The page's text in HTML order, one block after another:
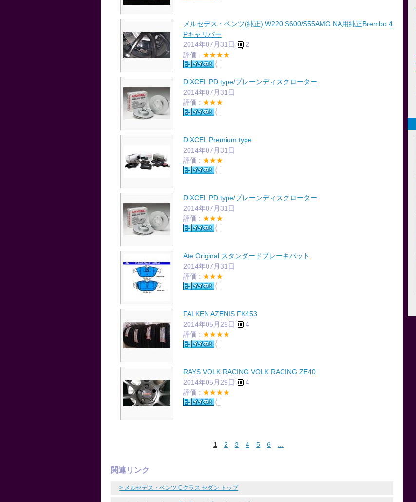
メルセデス・ベンツ(純正) W220 S600/S55AMG NA用純正Brembo 4
Pキャリパー
2014年07月31日
2
評価 : ★★★★
DIXCEL PD type/プレーンディスクローター
2014年07月31日
評価 : ★★★
DIXCEL Premium type
2014年07月31日
評価 : ★★★
DIXCEL PD type/プレーンディスクローター
2014年07月31日
評価 : ★★★
Ate Original スタンダードブレーキパット
2014年07月31日
評価 : ★★★
FALKEN AZENIS FK453
2014年05月29日
4
評価 : ★★★★
RAYS VOLK RACING VOLK RACING ZE40
2014年05月29日
4
評価 : ★★★★
1 2 3 4 5 6
関連リンク
> メルセデス・ベンツ Cクラス セダン トップ